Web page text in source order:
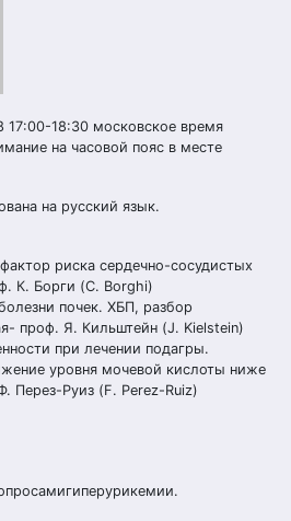
17:00-18:30 московское время
на часовой пояс в месте
на русский язык.
риска сердечно-сосудистых
К. Борги (C. Borghi)
почек. ХБП, разбор
проф. Я. Кильштейн (J. Kielstein)
при лечении подагры.
уровня мочевой кислоты ниже
Перез-Руиз (F. Perez-Ruiz)